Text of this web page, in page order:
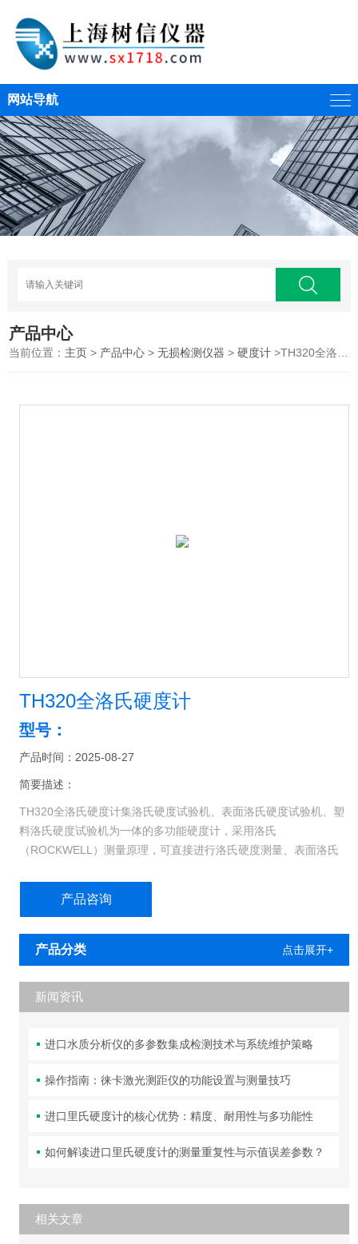
网站导航
产品中心
当前位置： 主页 > 产品中心 >无损检测仪器 >硬度计 >TH320全洛氏硬度计
TH320全洛氏硬度计
型号：
产品时间：2025-08-27
简要描述：
TH320全洛氏硬度计集洛氏硬度试验机、表面洛氏硬度试验机、塑
料洛氏硬度试验机为一体的多功能硬度计，采用洛氏
（ROCKWELL）测量原理，可直接进行洛氏硬度测量、表面洛氏
有色金属及工程塑料等材料的硬度检测，具有测试精度高，测量范
产品咨询
产品分类 点击展开+
新闻资讯
进口水质分析仪的多参数集成检测技术与系统维护策略
操作指南：徕卡激光测距仪的功能设置与测量技巧
进口里氏硬度计的核心优势：精度、耐用性与多功能性
如何解读进口里氏硬度计的测量重复性与示值误差参数？
相关文章